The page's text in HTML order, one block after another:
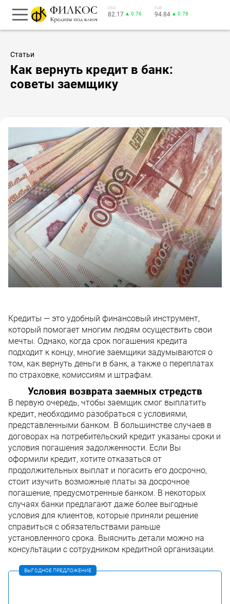
USD
82.17 ▲ 0.76
EUR
94.84 ▲ 0.78
Статьи
Как вернуть кредит в банк:
советы заемщику
Кредиты — это удобный финансовый инструмент,
который помогает многим людям осуществить свои
мечты. Однако, когда срок погашения кредита
подходит к концу, многие заемщики задумываются о
том, как вернуть деньги в банк, а также о переплатах
по страховке, комиссиям и штрафам.
Условия возврата заемных стредств
В первую очередь, чтобы заемщик смог выплатить
кредит, необходимо разобраться с условиями,
представленными банком. В большинстве случаев в
договорах на потребительский кредит указаны сроки и
условия погашения задолженности. Если Вы
оформили кредит, хотите отказаться от
продолжительных выплат и погасить его досрочно,
стоит изучить возможные платы за досрочное
погашение, предусмотренные банком. В некоторых
случаях банки предлагают даже более выгодные
условия для клиентов, которые приняли решение
справиться с обязательствами раньше
установленного срока. Выяснить детали можно на
консультации с сотрудником кредитной организации.
ВЫГОДНОЕ ПРЕДЛОЖЕНИЕ